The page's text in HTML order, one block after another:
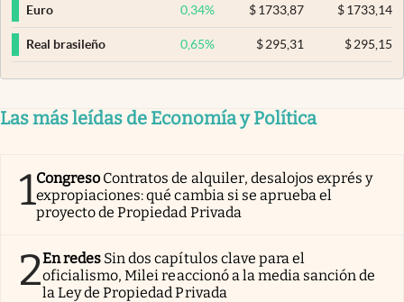
Euro 0,34% $ 1733,87 $1733,14
Real brasileño 0,65% $ 295,31 $295,15
Las más leídas de Economía y Política
1Congreso Contratos de alquiler, desalojos exprés y
expropiaciones: qué cambia si se aprueba el
proyecto de Propiedad Privada
2En redes Sin dos capítulos clave para el
oficialismo, Milei reaccionó a la media sanción de
la Ley de Propiedad Privada